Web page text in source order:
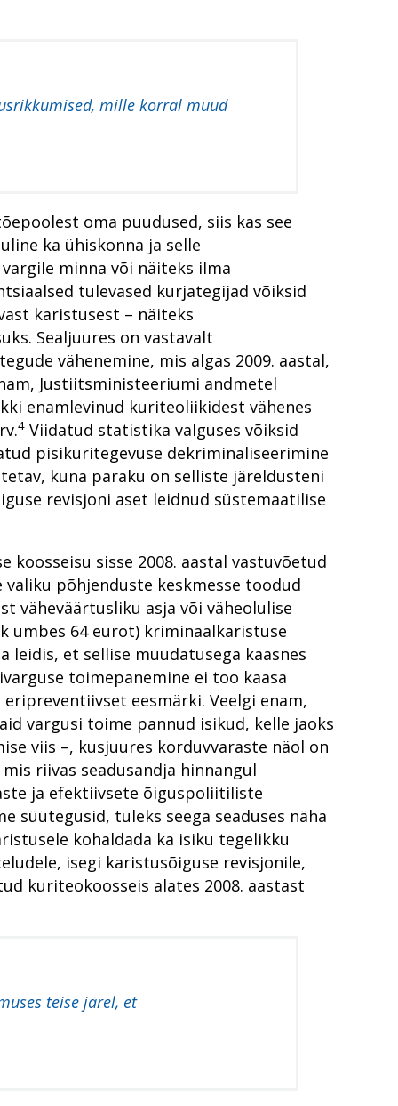
mõistetud karistuste analüüs
analüüs
menetluses
tunnevad
mille korral muud
oma puudused, siis kas see
ka ühiskonna ja selle
minna või näiteks ilma
tulevased kurjategijad võiksid
karistusest – näiteks
Sealjuures on vastavalt
vähenemine, mis algas 2009. aastal,
Justiitsministeeriumi andmetel
enamlevinud kuriteoliikidest vähenes
4 Viidatud statistika valguses võiksid
pisikuritegevuse dekriminaliseerimine
kuna paraku on selliste järeldusteni
revisjoni aset leidnud süstemaatilise
sisse 2008. aastal vastuvõetud
põhjenduste keskmesse toodud
väheväärtusliku asja või väheolulise
umbes 64 eurot) kriminaalkaristuse
leidis, et sellise muudatusega kaasnes
toimepanemine ei too kaasa
eesmärki. Veelgi enam,
vargusi toime pannud isikud, kelle jaoks
viis –, kusjuures korduvvaraste näol on
riivas seadusandja hinnangul
ja efektiivsete õiguspoliitiliste
süütegusid, tuleks seega seaduses näha
kohaldada ka isiku tegelikku
isegi karistusõiguse revisjonile,
kuriteokoosseis alates 2008. aastast
teise järel, et